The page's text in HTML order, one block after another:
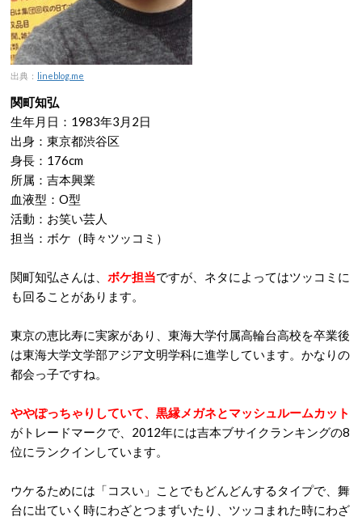
出典： lineblog.me
関町知弘
生年月日：1983年3月2日
出身：東京都渋谷区
身長：176cm
所属：吉本興業
血液型：O型
活動：お笑い芸人
担当：ボケ（時々ツッコミ）
関町知弘さんは、 ボケ担当ですが、ネタによってはツッコミに
も回ることがあります。
東京の恵比寿に実家があり、東海大学付属高輪台高校を卒業後
は東海大学文学部アジア文明学科に進学しています。かなりの
都会っ子ですね。
ややぽっちゃりしていて、黒縁メガネとマッシュルームカット
がトレードマークで、2012年には吉本ブサイクランキングの8
位にランクインしています。
ウケるためには「コスい」ことでもどんどんするタイプで、舞
台に出ていく時にわざとつまずいたり、ツッコまれた時にわざ